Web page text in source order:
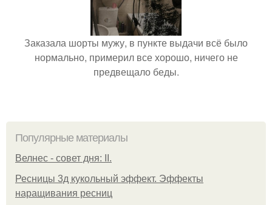
Заказала шорты мужу, в пункте выдачи всё было
нормально, примерил все хорошо, ничего не
предвещало беды.
Популярные материалы
Велнес - совет дня: II.
Ресницы 3д кукольный эффект. Эффекты
наращивания ресниц